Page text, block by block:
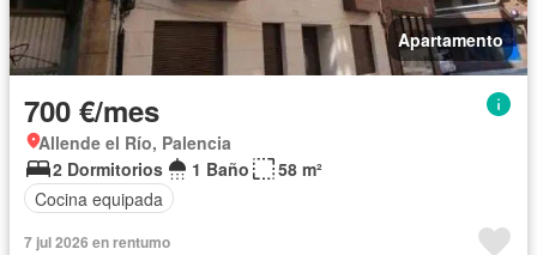
Apartamento
700 €/mes
Allende el Río, Palencia
2 Dormitorios
1 Baño
58 m²
Cocina equipada
7 jul 2026 en rentumo